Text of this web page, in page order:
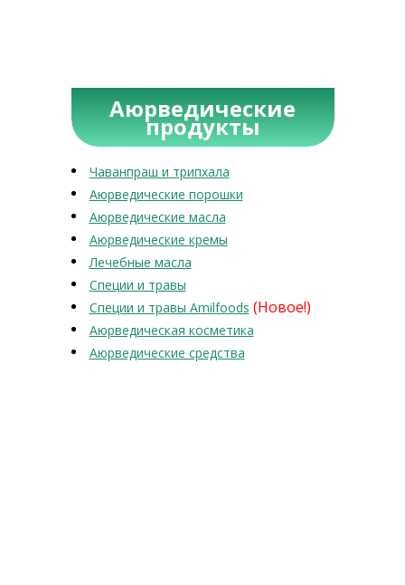
Аюрведические
продукты
Чаванпраш и трипхала
Аюрведические порошки
Аюрведические масла
Аюрведические кремы
Лечебные масла
Специи и травы
Специи и травы Amilfoods (Новое!)
Аюрведическая косметика
Аюрведические средства